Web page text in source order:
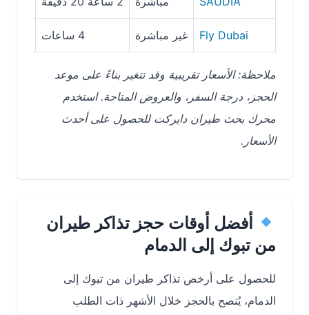
Fly Dubai غير مباشرة
ملاحظة: الأسعار تقريبية وقد تتغير بناءً على موعد
الحجز، درجة السفر، والعروض المتاحة. استخدم
محرك بحث طيران دايركت للحصول على أحدث
الأسعار.
أفضل أوقات حجز تذاكر طيران
من تبوك إلى الدمام
للحصول على أرخص تذاكر طيران من تبوك إلى
الدمام، يُنصح بالحجز خلال الأشهر ذات الطلب